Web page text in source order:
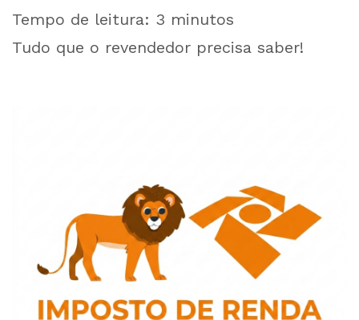
Tempo de leitura: 3 minutos
Tudo que o revendedor precisa saber!